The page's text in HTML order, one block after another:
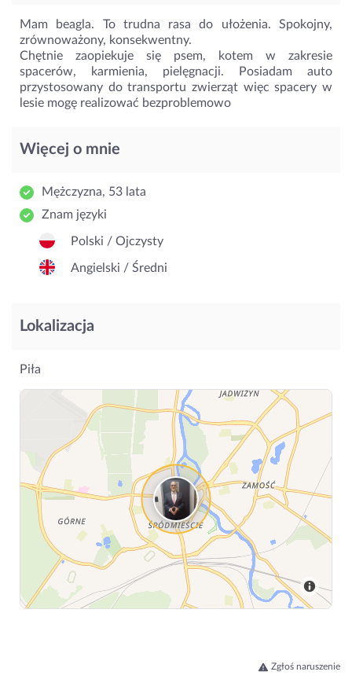
Mam beagla. To trudna rasa do ułożenia. Spokojny,
zrównoważony, konsekwentny.
Chętnie zaopiekuje się psem, kotem w zakresie
spacerów, karmienia, pielęgnacji. Posiadam auto
przystosowany do transportu zwierząt więc spacery w
lesie mogę realizować bezproblemowo
Więcej o mnie
Mężczyzna, 53 lata
Znam języki
Polski / Ojczysty
Angielski / Średni
Lokalizacja
Piła
Zgłoś naruszenie